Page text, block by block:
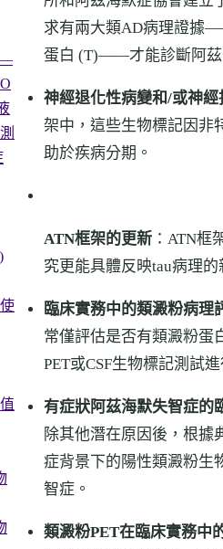
—
求有兩大類AD病理證據
蛋白 (T)——才能診斷阿茲
神經退化性病變和/或神
架中，這些生物標記因非
助於疾病分期。
ATN框架的更新 ：ATN框
究更能具體反映tau病理的
臨床實務中的類澱粉病理
常僅評估是否有類澱粉蛋
PET或CSF生物標記測試進
有症狀阿茲海默失智症的
除其他潛在原因後，根據
症背景下的陽性類澱粉生
智症。
類澱粉PET在臨床實務中